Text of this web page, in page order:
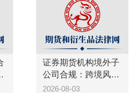
证券期货机构境外子
公司合规：跨境风控
与监管协作要求
2026-08-03